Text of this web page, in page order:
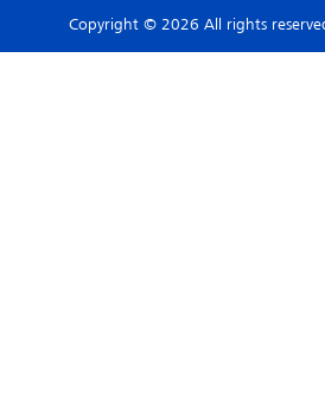
Copyright © 2026 All rights